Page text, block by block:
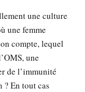
une culture
une femme
compte, lequel
une
de l’immunité
En tout cas